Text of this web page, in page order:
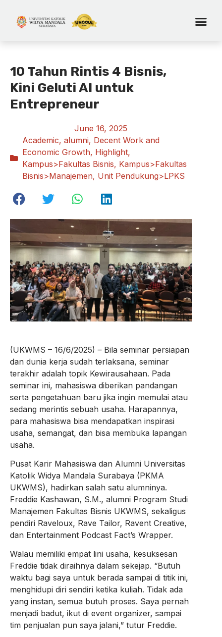
10 Tahun Rintis 4 Bisnis,
Kini Geluti AI untuk
Entrepreneur
June 16, 2025
Academic, alumni, Decent Work and
Economic Growth, Highlight,
Kampus>Fakultas Bisnis, Kampus>Fakultas
Bisnis>Manajemen, Unit Pendukung>LPKS
(UKWMS – 16/6/2025) – Bila seminar persiapan
dan dunia kerja sudah terlaksana, seminar
terakhir adalah topik Kewirausahaan. Pada
seminar ini, mahasiswa diberikan pandangan
serta pengetahuan baru jika ingin memulai atau
sedang merintis sebuah usaha. Harapannya,
para mahasiswa bisa mendapatkan inspirasi
usaha, semangat, dan bisa membuka lapangan
usaha.
Pusat Karir Mahasiswa dan Alumni Universitas
Katolik Widya Mandala Surabaya (PKMA
UKWMS), hadirkan salah satu alumninya.
Freddie Kashawan, S.M., alumni Program Studi
Manajemen Fakultas Bisnis UKWMS, sekaligus
pendiri Raveloux, Rave Tailor, Ravent Creative,
dan Entertainment Podcast Fact’s Wrapper.
Walau memiliki empat lini usaha, kesuksesan
Freddie tidak diraihnya dalam sekejap. “Butuh
waktu bagi saya untuk berada sampai di titik ini,
menghidupi diri sendiri ketika kuliah. Tidak ada
yang instan, semua butuh proses. Saya pernah
menjadi badut, ikut di event organizer, sampai
tim penjualan pun saya jalani,” tutur Freddie.